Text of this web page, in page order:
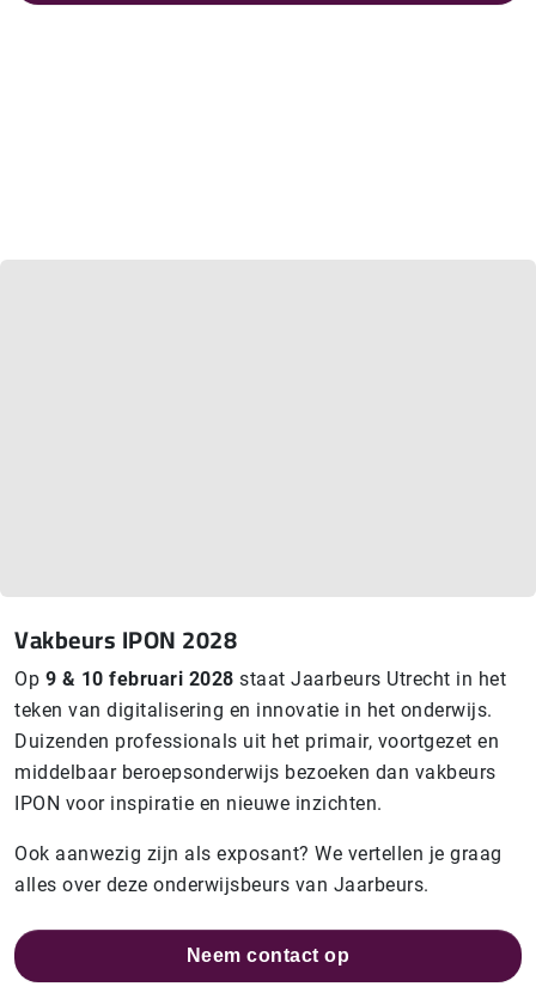
Vakbeurs IPON 2028
Op 9 & 10 februari 2028 staat Jaarbeurs Utrecht in het
teken van digitalisering en innovatie in het onderwijs.
Duizenden professionals uit het primair, voortgezet en
middelbaar beroepsonderwijs bezoeken dan vakbeurs
IPON voor inspiratie en nieuwe inzichten.
Ook aanwezig zijn als exposant? We vertellen je graag
alles over deze onderwijsbeurs van Jaarbeurs.
Neem contact op